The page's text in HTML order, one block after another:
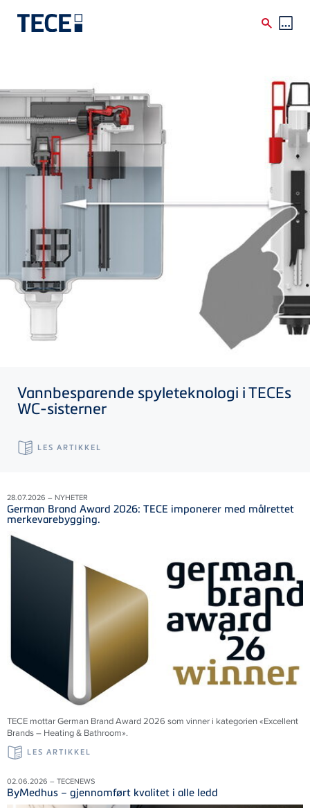
Vannbesparende spyleteknologi iTECEs
WC-sisterner
LES ARTIKKEL
28.07.2026 – NYHETER
German Brand Award 2026: TECE imponerer med målrettet
merkevarebygging.
TECE mottar German Brand Award 2026 som vinner i kategorien «Excellent
Brands – Heating & Bathroom».
LES ARTIKKEL
02.06.2026 – TECENEWS
ByMedhus – gjennomført kvalitet i alle ledd